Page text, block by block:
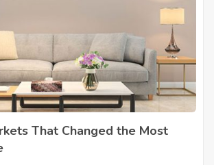
That Changed the Most